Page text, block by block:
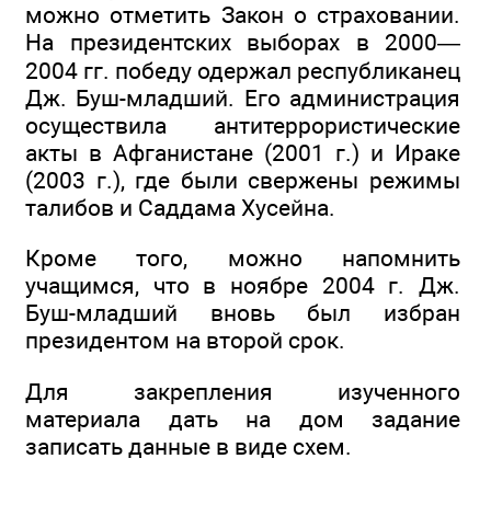
можно отметить Закон о страховании.
На президентских выборах в 2000—
2004 гг. победу одержал республиканец
Дж. Буш-младший. Его администрация
осуществила антитеррористические
акты в Афганистане (2001 г.) и Ираке
(2003 г.), где были свержены режимы
талибов и Саддама Хусейна.
Кроме того, можно напомнить
учащимся, что в ноябре 2004 г. Дж.
Буш-младший вновь был избран
президентом на второй срок.
Для закрепления изученного
материала дать на дом задание
записать данные в виде схем.